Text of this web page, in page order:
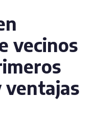
vecinos
ventajas